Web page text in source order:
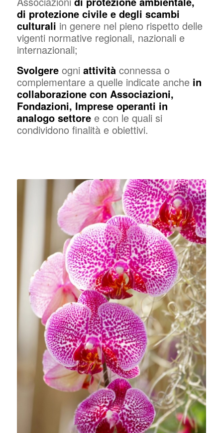
di protezione civile e degli scambi
culturali in genere nel pieno rispetto delle
vigenti normative regionali, nazionali e
internazionali;
Svolgereogni attivitàconnessa o
complementare a quelle indicate anche in
collaborazione con Associazioni,
Fondazioni, Imprese operanti in
analogo settoree con le quali si
condividono finalità e obiettivi.